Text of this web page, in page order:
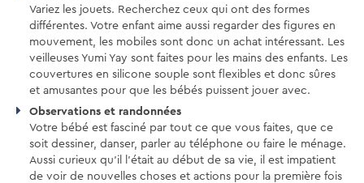
Variez les jouets. Recherchez ceux qui ont des formes
différentes. Votre enfant aime aussi regarder des figures en
mouvement, les mobiles sont donc un achat intéressant. Les
veilleuses Yumi Yay sont faites pour les mains des enfants. Les
couvertures en silicone souple sont flexibles et donc sûres
et amusantes pour que les bébés puissent jouer avec.
Observations et randonnées
Votre bébé est fasciné par tout ce que vous faites, que ce
soit dessiner, danser, parler au téléphone ou faire le ménage.
Aussi curieux qu'il l'était au début de sa vie, il est impatient
de voir de nouvelles choses et actions pour la première fois